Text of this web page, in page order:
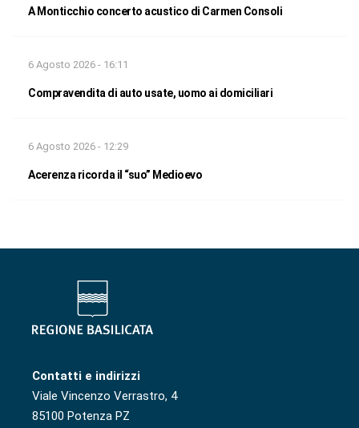
A Monticchio concerto acustico di Carmen Consoli
6 Agosto 2026 - 16:11
Compravendita di auto usate, uomo ai domiciliari
6 Agosto 2026 - 12:29
Acerenza ricorda il “suo” Medioevo
Contatti e indirizzi
Viale Vincenzo Verrastro, 4
85100 Potenza PZ